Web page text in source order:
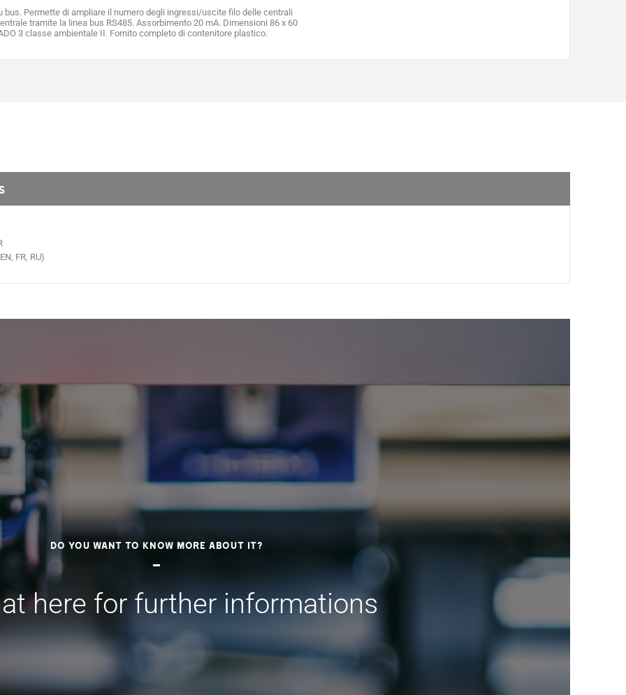
Permette di ampliare il numero degli ingressi/uscite filo delle centrali
tramite la linea bus RS485. Assorbimento 20 mA. Dimensioni 86 x 60
3 classe ambientale II. Fornito completo di contenitore plastico.
FR, RU)
Do you want to know more about it?
here for further informations